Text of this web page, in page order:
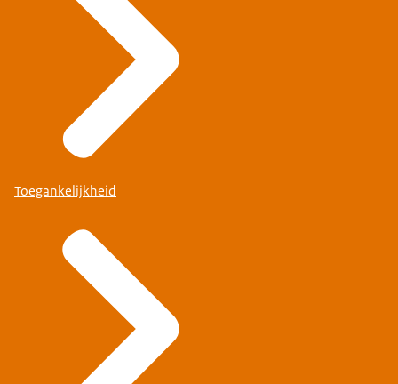
Toegankelijkheid